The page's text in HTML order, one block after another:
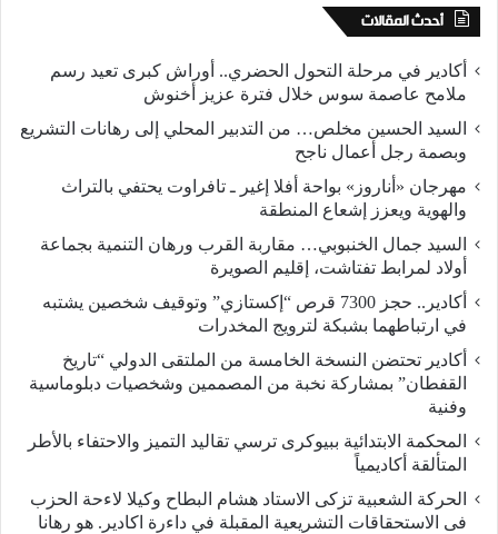
أحدث المقالات
أكادير في مرحلة التحول الحضري.. أوراش كبرى تعيد رسم
ملامح عاصمة سوس خلال فترة عزيز أخنوش
السيد الحسين مخلص… من التدبير المحلي إلى رهانات التشريع
وبصمة رجل أعمال ناجح
مهرجان «أناروز» بواحة أفلا إغير ـ تافراوت يحتفي بالتراث
والهوية ويعزز إشعاع المنطقة
السيد جمال الخنبوبي… مقاربة القرب ورهان التنمية بجماعة
أولاد لمرابط تفتاشت، إقليم الصويرة
أكادير.. حجز 7300 قرص “إكستازي” وتوقيف شخصين يشتبه
في ارتباطهما بشبكة لترويج المخدرات
أكادير تحتضن النسخة الخامسة من الملتقى الدولي “تاريخ
القفطان” بمشاركة نخبة من المصممين وشخصيات دبلوماسية
وفنية
المحكمة الابتدائية ببيوكرى ترسي تقاليد التميز والاحتفاء بالأطر
المتألقة أكاديمياً
الحركة الشعبية تزكى الاستاد هشام البطاح وكيلا لاءحة الحزب
فى الاستحقاقات التشريعية المقبلة في داءرة اكادير. هو رهانا